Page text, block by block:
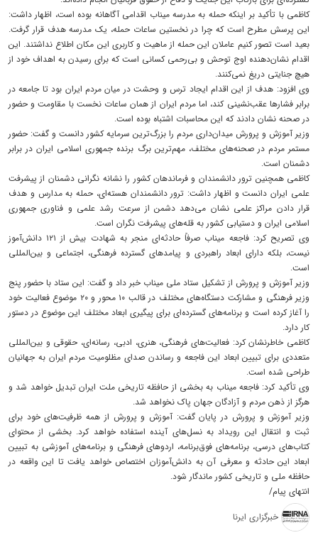
کاظمی با تأکید بر اینکه حمله به مدرسه میناب اقدامی آگاهانه بوده است، اظهار داشت:
این پرسش مطرح است که چرا در نخستین ساعات حمله، یک مدرسه هدف قرار گرفت.
بعید است تصور کنیم عاملان این حمله از ماهیت و کاربری این مکان اطلاع نداشتند. این
اقدام نشان‌دهنده اوج توحش و بی‌رحمی کسانی است که برای رسیدن به اهداف خود از
هیچ جنایتی دریغ نمی‌کنند.
وی افزود: هدف از این اقدام ایجاد ترس و وحشت در میان مردم ایران بود تا جامعه در
برابر فشارها عقب‌نشینی کند، اما مردم ایران از همان ساعات نخست با مقاومت و حضور
در صحنه نشان دادند که این محاسبات اشتباه بوده است.
وزیر آموزش و پرورش میدان‌داری مردم را بزرگ‌ترین سرمایه کشور دانست و گفت: حضور
مستمر مردم در صحنه‌های مختلف، مهم‌ترین برگ برنده جمهوری اسلامی ایران در برابر
دشمنان است.
کاظمی همچنین ترور دانشمندان و فرماندهان کشور را نشانه نگرانی دشمنان از پیشرفت
علمی ایران دانست و اظهار داشت: ترور دانشمندان هسته‌ای، حمله به مدارس و هدف
قرار دادن مراکز علمی نشان می‌دهد دشمن از سرعت رشد علمی و فناوری جمهوری
اسلامی ایران و دستیابی کشور به قله‌های پیشرفت نگران است.
وی تصریح کرد: فاجعه میناب صرفاً حادثه‌ای منجر به شهادت بیش از ۱۲۱ دانش‌آموز
نیست، بلکه دارای ابعاد راهبردی و پیامدهای گسترده فرهنگی، اجتماعی و بین‌المللی
است.
وزیر آموزش و پرورش از تشکیل ستاد ملی میناب خبر داد و گفت: این ستاد با حضور پنج
وزیر فرهنگی و مشارکت دستگاه‌های مختلف در قالب ۱۰ محور و ۲۰ موضوع فعالیت خود
را آغاز کرده است و برنامه‌های گسترده‌ای برای پیگیری ابعاد مختلف این موضوع در دستور
کار دارد.
کاظمی خاطرنشان کرد: فعالیت‌های فرهنگی، هنری، ادبی، رسانه‌ای، حقوقی و بین‌المللی
متعددی برای تبیین ابعاد این فاجعه و رساندن صدای مظلومیت مردم ایران به جهانیان
طراحی شده است.
وی تأکید کرد: فاجعه میناب به بخشی از حافظه تاریخی ملت ایران تبدیل خواهد شد و
هرگز از ذهن مردم و آزادگان جهان پاک نخواهد شد.
وزیر آموزش و پرورش در پایان گفت: آموزش و پرورش از همه ظرفیت‌های خود برای
ثبت و انتقال این رویداد به نسل‌های آینده استفاده خواهد کرد. بخشی از محتوای
کتاب‌های درسی، برنامه‌های فوق‌برنامه، اردوهای فرهنگی و برنامه‌های آموزشی به تبیین
ابعاد این حادثه و معرفی آن به دانش‌آموزان اختصاص خواهد یافت تا این واقعه در
حافظه ملی و تاریخی کشور ماندگار شود.
انتهای پیام/
خبرگزاری ایرنا